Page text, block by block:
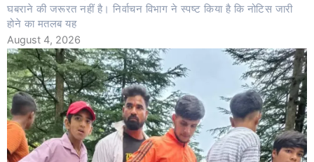
घबराने की जरूरत नहीं है। निर्वाचन विभाग ने स्पष्ट किया है कि नोटिस जारी
होने का मतलब यह
August 4, 2026